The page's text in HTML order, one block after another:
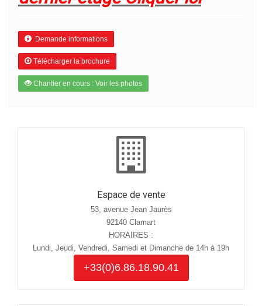
Demande informations
Télécharger la brochure
Chantier en cours : Voir les photos
Espace de vente
53, avenue Jean Jaurès
92140 Clamart
HORAIRES :
Lundi, Jeudi, Vendredi, Samedi et Dimanche de 14h à 19h
+33(0)6.86.18.90.41